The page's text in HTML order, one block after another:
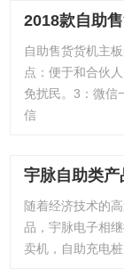
2018款自助
自助售货货机主
点：便于和合伙
免扰民。3：微信
信
宇脉自助类
随着经济技术的
品，宇脉电子相
卖机，自助充电